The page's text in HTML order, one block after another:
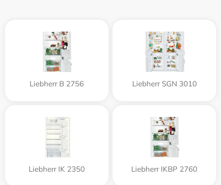
Liebherr B 2756 Liebherr SGN 3010
Liebherr IK 2350 Liebherr IKBP 2760